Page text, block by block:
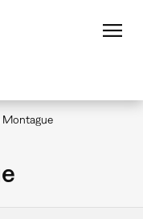
Montague